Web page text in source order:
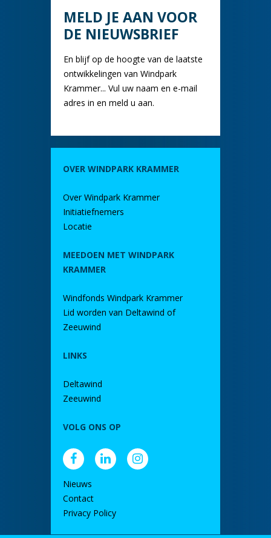
MELD JE AAN VOOR
DE NIEUWSBRIEF
En blijf op de hoogte van de laatste
ontwikkelingen van Windpark
Krammer... Vul uw naam en e-mail
adres in en meld u aan.
OVER WINDPARK KRAMMER
Over Windpark Krammer
Initiatiefnemers
Locatie
MEEDOEN MET WINDPARK
KRAMMER
Windfonds Windpark Krammer
Lid worden van Deltawind of
Zeeuwind
LINKS
Deltawind
Zeeuwind
VOLG ONS OP
Nieuws
Contact
Privacy Policy